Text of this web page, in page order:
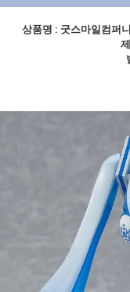
상품명 : 굿스마일컴퍼